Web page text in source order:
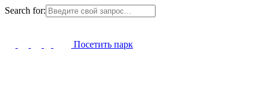
Search for:
Посетить парк